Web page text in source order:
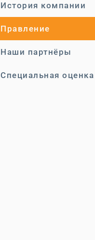
История компании
Правление
Наши партнёры
Специальная